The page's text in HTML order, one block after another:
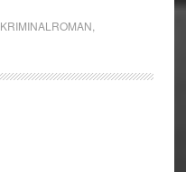
KRIMINALROMAN